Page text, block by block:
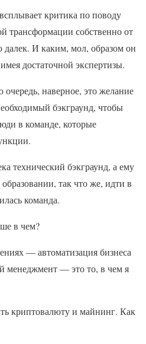
критика по поводу
трансформации собственно от
далек. И каким, мол, образом он
достаточной экспертизы.
наверное, это желание
бэкграунд, чтобы
в команде, которые
технический бэкграунд, а ему
так что же, идти в
команда.
в чем?
— автоматизация бизнеса
менеджмент — это то, в чем я
криптовалюту и майнинг. Как